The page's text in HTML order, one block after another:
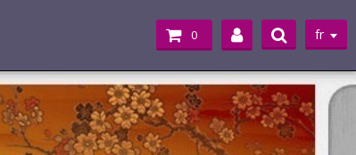
0 fr